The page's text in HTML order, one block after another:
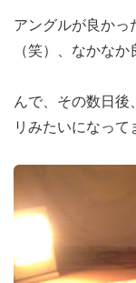
アングルが良か
（笑）、なかな
んで、その数日
リみたいになって